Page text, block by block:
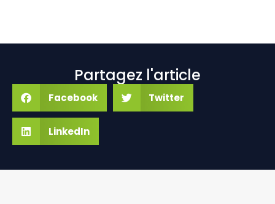
Partagez l'article
Facebook Twitter
LinkedIn